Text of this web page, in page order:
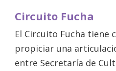
Circuito Fucha
El Circuito Fucha tiene
propiciar una
entre Secretaría de